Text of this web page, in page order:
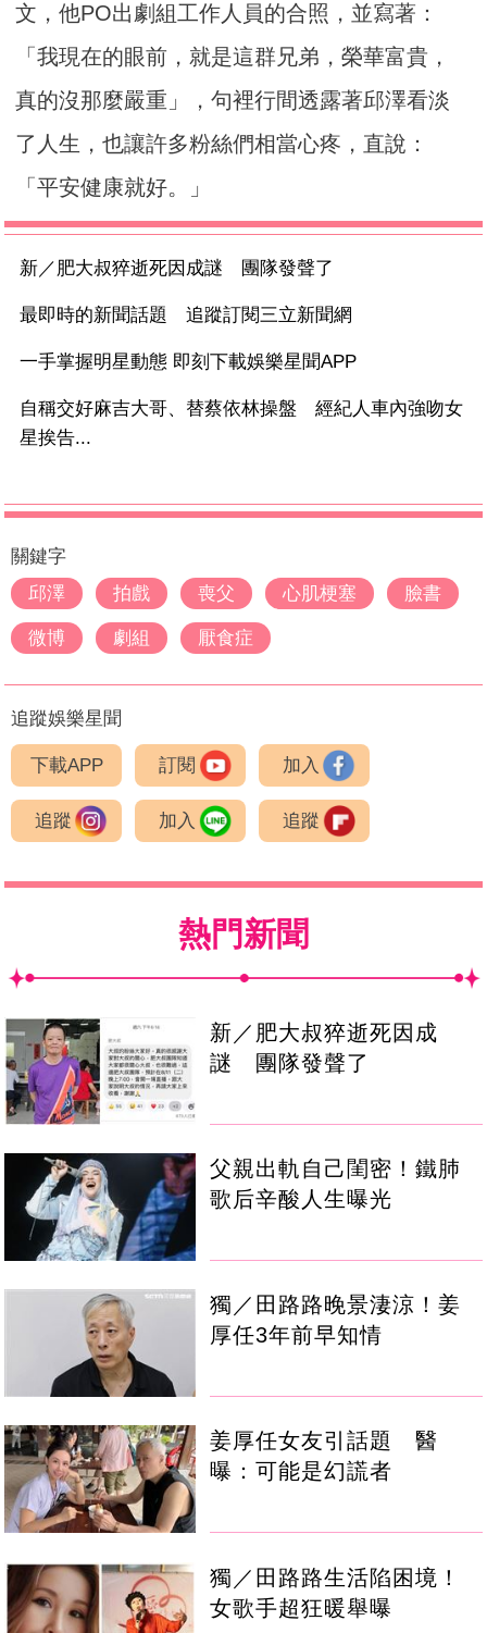
文，他PO出劇組工作人員的合照，並寫著：
「我現在的眼前，就是這群兄弟，榮華富貴，
真的沒那麼嚴重」，句裡行間透露著邱澤看淡
了人生，也讓許多粉絲們相當心疼，直說：
「平安健康就好。」
新／肥大叔猝逝死因成謎 團隊發聲了
最即時的新聞話題 追蹤訂閱三立新聞網
一手掌握明星動態 即刻下載娛樂星聞APP
自稱交好麻吉大哥、替蔡依林操盤 經紀人車內強吻女
星挨告...
關鍵字
邱澤
拍戲 喪父 心肌梗塞 臉書
微博 劇組 厭食症
追蹤娛樂星聞
下載APP 訂閱 加入
追蹤 加入 追蹤
熱門新聞
新／肥大叔猝逝死因成
謎 團隊發聲了
父親出軌自己閨密！鐵肺
歌后辛酸人生曝光
獨／田路路晚景淒涼！姜
厚任3年前早知情
姜厚任女友引話題 醫
曝：可能是幻謊者
獨／田路路生活陷困境！
女歌手超狂暖舉曝